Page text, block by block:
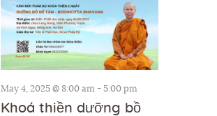
May 4, 2025 @ 8:00 am - 5:00 pm
Khoá thiền dưỡng bồ